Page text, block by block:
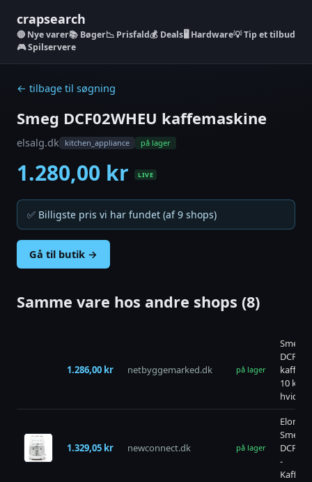
crapsearch
Nye varer📚 Bøger📉 Prisfald💰 Deals🖥️ Hardware💡 Tip et tilbud
🎮 Spilservere
← tilbage til søgning
Smeg DCF02WHEU kaffemaskine
elsalg.dk kitchen_appliance på lager
1.280,00 kr LIVE
✅ Billigste pris vi har fundet (af 9 shops)
Gå til butik →
Samme vare hos andre shops (8)
1.286,00 kr netbyggemarked.dk på lager
Smeg
10
hvid
1.329,05 kr newconnect.dk på lager
Elon
Smeg
-